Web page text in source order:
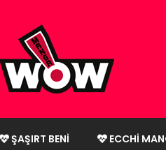
ŞAŞIRT BENI ECCHI